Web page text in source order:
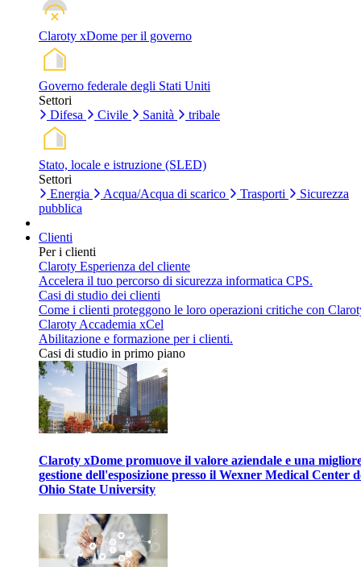
Claroty xDome per il governo
Governo federale degli Stati Uniti
Settori
Difesa
Civile Sanità tribale
Stato, locale e istruzione (SLED)
Settori
Energia
Acqua/Acqua di scarico Trasporti
Sicurezza
pubblica
Clienti
Per i clienti
Claroty Esperienza del cliente
Accelera il tuo percorso di sicurezza informatica CPS.
Casi di studio dei clienti
Come i clienti proteggono le loro operazioni critiche con
Claroty Accademia xCel
Abilitazione e formazione per i clienti.
Casi di studio in primo piano
Claroty xDome promuove il valore aziendale e una
gestione dell'esposizione presso il Wexner Medical Center
Ohio State University